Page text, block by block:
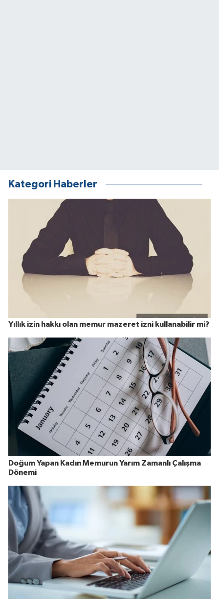
Kategori Haberler
Yıllık izin hakkı olan memur mazeret izni kullanabilir mi?
Doğum Yapan Kadın Memurun Yarım Zamanlı Çalışma
Dönemi